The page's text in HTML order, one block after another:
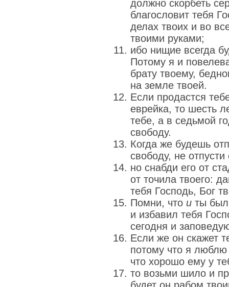
должно скорбеть
благословит тебя
делах твоих и во
твоими руками;
ибо нищие всегда
Потому я и
брату твоему,
на земле твоей.
Если продастся
еврейка, то шесть
тебе, а в седьмой
свободу.
Когда же будешь
свободу, не
но снабди его от
от точила твоего:
тебя Господь, Бог
Помни, что и ты был
и избавил тебя
сегодня и
Если же он скажет
потому что я люблю
что хорошо ему у
то возьми шило и